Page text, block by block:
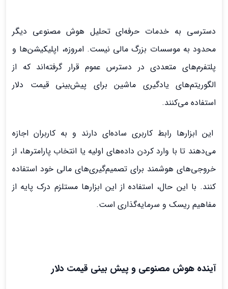
دسترسی به خدمات حرفه‌ای تحلیل هوش مصنوعی دیگر
محدود به موسسات بزرگ مالی نیست. امروزه، اپلیکیشن‌ها و
پلتفرم‌های متعددی در دسترس عموم قرار گرفته‌اند که از
الگوریتم‌های یادگیری ماشین برای پیش‌بینی قیمت دلار
استفاده می‌کنند.
این ابزارها رابط کاربری ساده‌ای دارند و به کاربران اجازه
می‌دهند تا با وارد کردن داده‌های اولیه یا انتخاب پارامترها، از
خروجی‌های هوشمند برای تصمیم‌گیری‌های مالی خود استفاده
کنند. با این حال، استفاده از این ابزارها مستلزم درک پایه از
مفاهیم ریسک و سرمایه‌گذاری است.
آینده هوش مصنوعی و پیش بینی قیمت دلار